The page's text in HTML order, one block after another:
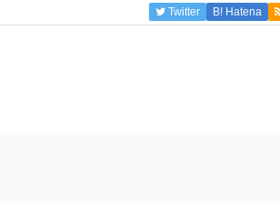
Twitter B! Hatena